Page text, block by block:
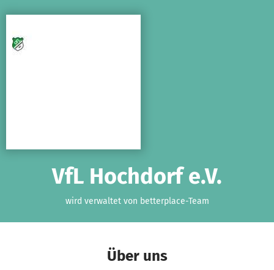
VfL Hochdorf e.V.
wird verwaltet von betterplace-Team
Über uns